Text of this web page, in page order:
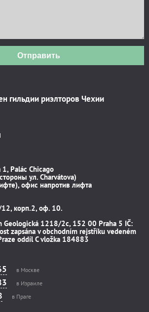
Отправить
гильдии риэлторов Чехии
Palác Chicago
ул. Charvátova)
офис напротив лифта
корп.2, оф. 10.
Geologická 1218/2c, 152 00 Praha 5 IČ:
zapsána v obchodním rejstříku vedeném
oddíl C vložka 184883
в Москве
в Израиле
в Праге